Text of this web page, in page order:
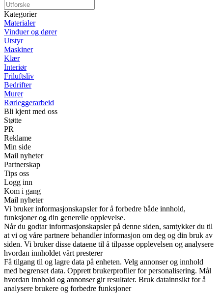
Kategorier
Materialer
Vinduer og dører
Utstyr
Maskiner
Klær
Interiør
Friluftsliv
Bedrifter
Murer
Rørleggerarbeid
Bli kjent med oss
Støtte
PR
Reklame
Min side
Mail nyheter
Partnerskap
Tips oss
Logg inn
Kom i gang
Mail nyheter
Vi bruker informasjonskapsler for å forbedre både innhold,
funksjoner og din generelle opplevelse.
Når du godtar informasjonskapsler på denne siden, samtykker du til
at vi og våre partnere behandler informasjon om deg og din bruk av
siden. Vi bruker disse dataene til å tilpasse opplevelsen og analysere
hvordan innholdet vårt presterer
Få tilgang til og lagre data på enheten. Velg annonser og innhold
med begrenset data. Opprett brukerprofiler for personalisering. Mål
hvordan innhold og annonser gir resultater. Bruk datainnsikt for å
analysere brukere og forbedre funksjoner